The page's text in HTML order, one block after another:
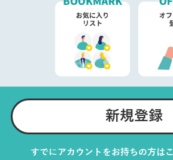
新規登録
すでにアカウントをお持ちの方は